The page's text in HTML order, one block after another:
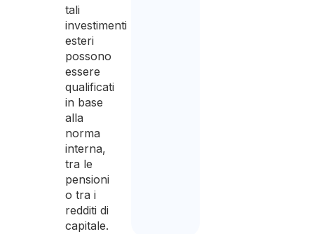
tali
investimenti
esteri
possono
essere
qualificati
in base
alla
norma
interna,
tra le
pensioni
o tra i
redditi di
capitale.